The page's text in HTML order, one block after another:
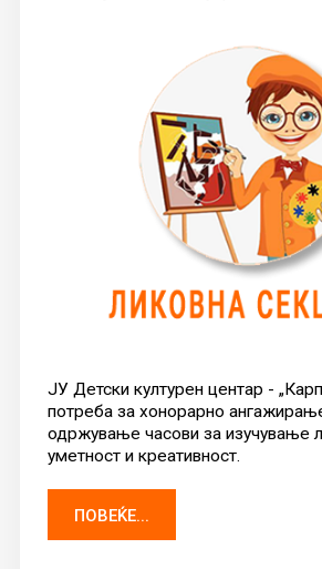
ЈУ Детски културен центар -
потреба за хонорарно
одржување часови за изучување
уметност и креативност.
ПОВЕЌЕ...